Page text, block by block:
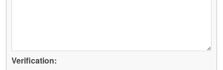
Verification: